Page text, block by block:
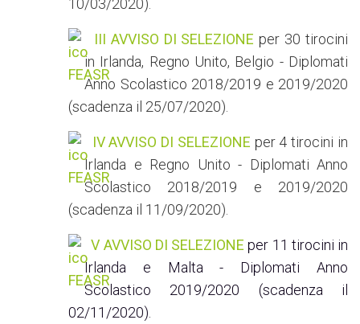
10/03/2020).
III AVVISO DI SELEZIONE per 30 tirocini
in Irlanda, Regno Unito, Belgio - Diplomati
Anno Scolastico 2018/2019 e 2019/2020
(scadenza il 25/07/2020).
IV AVVISO DI SELEZIONE per 4 tirocini in
Irlanda e Regno Unito - Diplomati Anno
Scolastico 2018/2019 e 2019/2020
(scadenza il 11/09/2020).
V AVVISO DI SELEZIONEper 11 tirocini in
Irlanda e Malta - Diplomati Anno
Scolastico 2019/2020 (scadenza il
02/11/2020).